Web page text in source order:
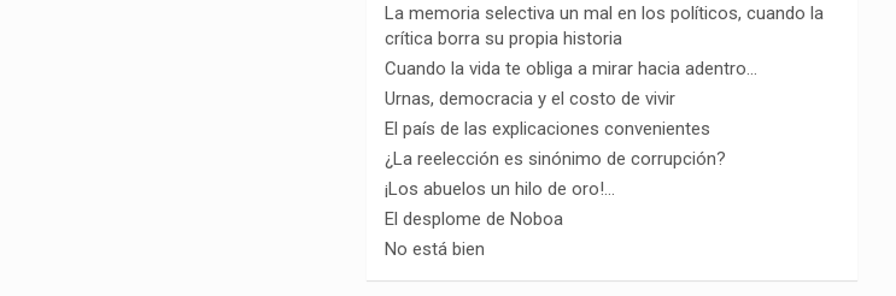
La memoria selectiva un mal en los políticos, cuando la
crítica borra su propia historia
Cuando la vida te obliga a mirar hacia adentro…
Urnas, democracia y el costo de vivir
El país de las explicaciones convenientes
¿La reelección es sinónimo de corrupción?
¡Los abuelos un hilo de oro!…
El desplome de Noboa
No está bien